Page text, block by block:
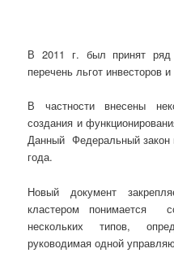
В 2011 г. был принят ряд
перечень льгот инвесторов
В частности внесены
создания и
Данный Федеральный закон
года.
Новый документ
кластером понимается
нескольких типов,
руководимая одной